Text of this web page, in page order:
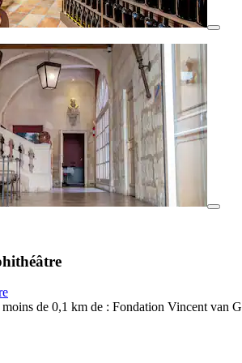
de 0,1 km de : Fondation Vincent van